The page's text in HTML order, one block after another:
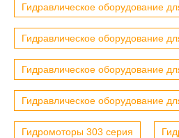
Гидравлическое оборудование
Гидравлическое оборудование
Гидравлическое оборудование
Гидравлическое оборудование
Гидромоторы 303 серия